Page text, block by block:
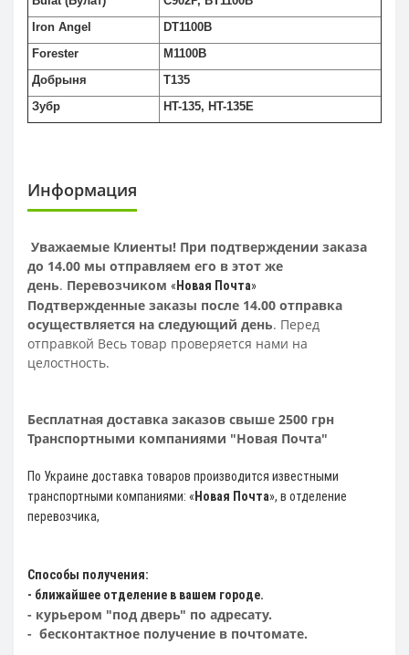
Iron Angel
DT1100B
Forester
M1100B
Добрыня
T135
Зубр
HT-135, HT-135E
Информация
Уважаемые Клиенты! При подтверждении заказа
до 14.00 мы отправляем его в этот же
день. Перевозчиком «Новая Почта»
Подтвержденные заказы после 14.00 отправка
осуществляется на следующий день. Перед
отправкой Весь товар проверяется нами на
целостность.
Бесплатная доставка заказов свыше 2500 грн
Транспортными компаниями "Новая Почта"
По Украине доставка товаров производится известными
транспортными компаниями: «Новая Почта», в отделение
перевозчика,
Способы получения:
- ближайшее отделение в вашем городе.
- курьером "под дверь" по адресату.
- бесконтактное получение в почтомате.